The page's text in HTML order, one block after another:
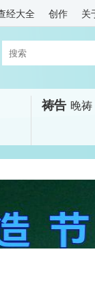
经大全 创作 关
祷告 晚祷